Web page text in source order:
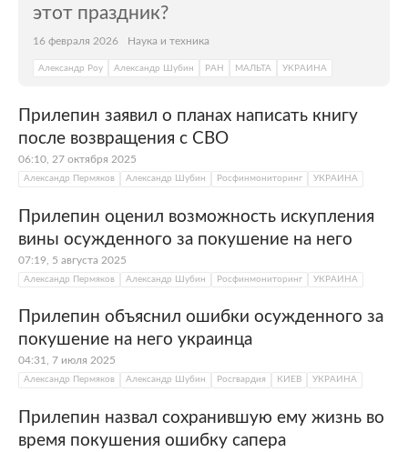
этот праздник?
16 февраля 2026 Наука и техника
Александр Роу Александр Шубин РАН МАЛЬТА УКРАИНА
Прилепин заявил о планах написать книгу
после возвращения с СВО
06:10, 27 октября 2025
Александр Пермяков Александр Шубин Росфинмониторинг УКРАИНА
Прилепин оценил возможность искупления
вины осужденного за покушение на него
07:19, 5 августа 2025
Александр Пермяков Александр Шубин Росфинмониторинг УКРАИНА
Прилепин объяснил ошибки осужденного за
покушение на него украинца
04:31, 7 июля 2025
Александр Пермяков Александр Шубин Росгвардия КИЕВ УКРАИНА
Прилепин назвал сохранившую ему жизнь во
время покушения ошибку сапера